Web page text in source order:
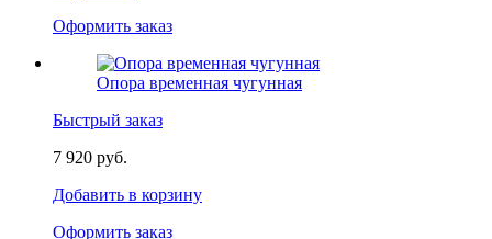
Оформить заказ
Опора временная чугунная
Быстрый заказ
7 920 руб.
Добавить в корзину
Оформить заказ